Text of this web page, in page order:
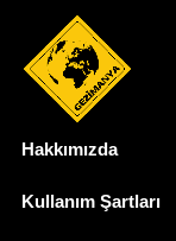
Hakkımızda
Kullanım Şartları